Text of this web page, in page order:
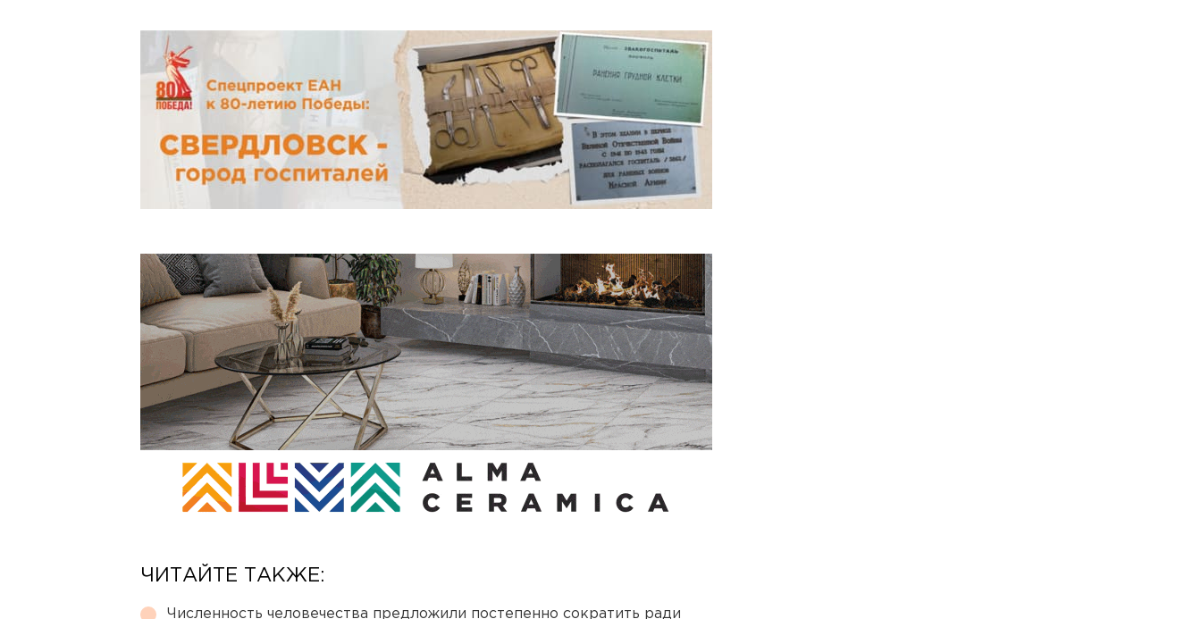
ЧИТАЙТЕ ТАКЖЕ:
Численность человечества предложили постепенно сократить ради